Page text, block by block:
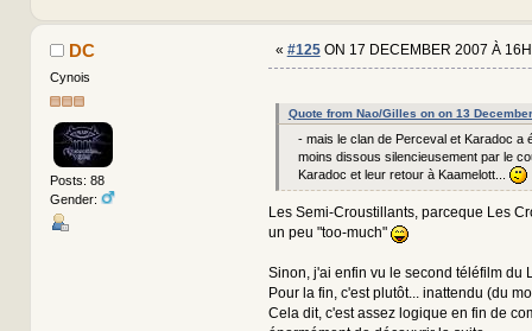
DC
Cynois
Posts: 88
Gender:
« #125ON 17 DECEMBER 2007 À
Quote from Nao/Gilles on on 13
- mais le clan de Perceval et Karadoc a
moins dissous silencieusement par le
Karadoc et leur retour à Kaamelott...
Les Semi-Croustillants, parceque Les
un peu "too-much"
Sinon, j'ai enfin vu le second téléfilm du
Pour la fin, c'est plutôt... inattendu (du
Cela dit, c'est assez logique en fin de